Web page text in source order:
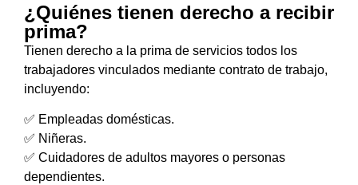
¿Quiénes tienen derecho a recibir
prima?
Tienen derecho a la prima de servicios todos los
trabajadores vinculados mediante contrato de trabajo,
incluyendo:
✅ Empleadas domésticas.
✅ Niñeras.
✅ Cuidadores de adultos mayores o personas
dependientes.